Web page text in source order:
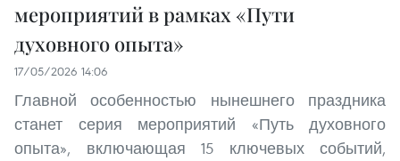
мероприятий в рамках «Пути
духовного опыта»
17/05/2026 14:06
Главной особенностью нынешнего праздника
станет серия мероприятий «Путь духовного
опыта», включающая 15 ключевых событий,